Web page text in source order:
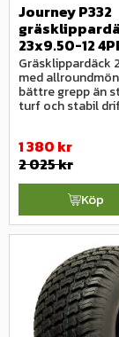
Journey P332
23x9.50-12
Gräsklippardäck
med
bättre grepp än
turf och stabil
1 380 kr
2 025kr
Köp